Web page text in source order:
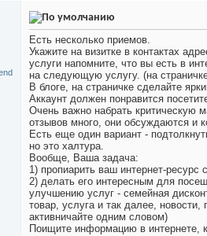
Есть несколько приемов.
Укажите на визитке в контактах
услуги напомните, что вы есть в
на следующую услугу. (на
В блоге, на страничке сделайте
Аккаунт должен понравится
Очень важно набрать критическую
отзывов много, они обсуждаются и
Есть еще один вариант -
но это халтура.
Вообще, Ваша задача:
1) пропиарить ваш интернет-ресурс
2) делать его интересным для
улучшению услуг - семейная
товар, услуга и так далее,
активничайте одним словом)
Поищите информацию в интернете,